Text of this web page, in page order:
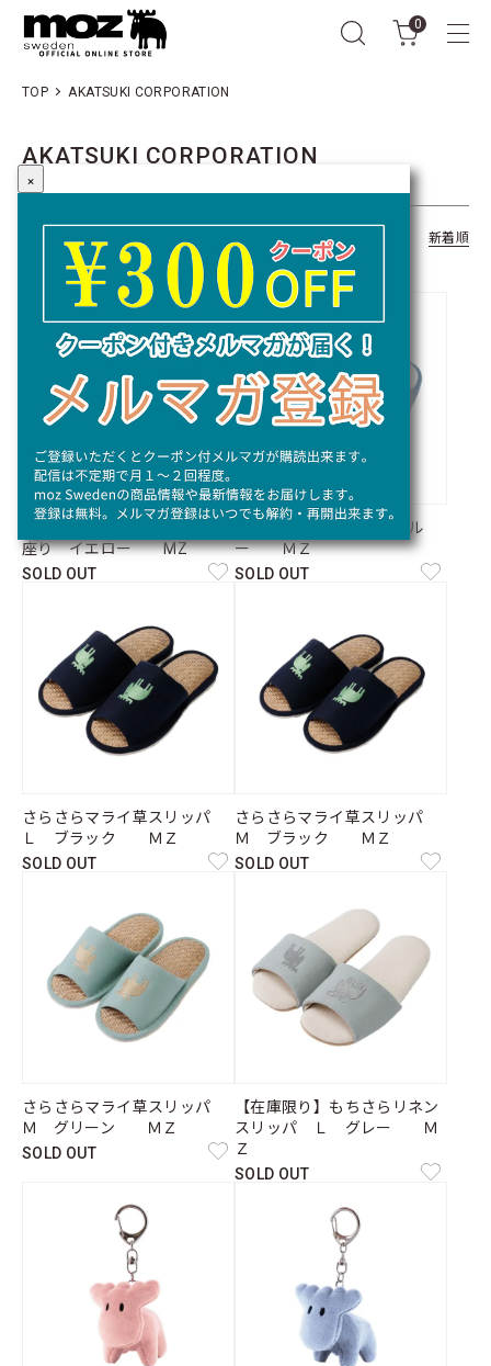
0
TOP AKATSUKI CORPORATION
AKATSUKI CORPORATION
全217商品 おすすめ順 新着順
座り イエロー MZ
SOLD OUT
美姿勢スリッパ Ｍ ブル
ー ＭＺ
SOLD OUT
さらさらマライ草スリッパ
Ｌ ブラック ＭＺ
SOLD OUT
さらさらマライ草スリッパ
Ｍ ブラック ＭＺ
SOLD OUT
さらさらマライ草スリッパ
Ｍ グリーン ＭＺ
SOLD OUT
【在庫限り】もちさらリネン
スリッパ Ｌ グレー Ｍ
Ｚ
SOLD OUT
×